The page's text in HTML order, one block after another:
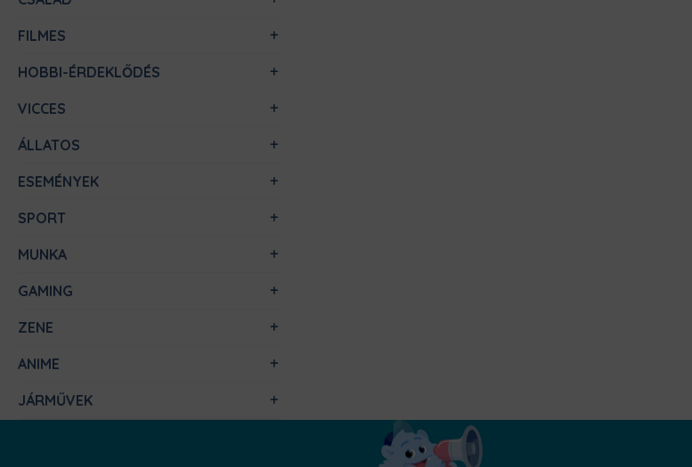
FILMES
HOBBI-ÉRDEKLŐDÉS
VICCES
ÁLLATOS
ESEMÉNYEK
SPORT
MUNKA
GAMING
ZENE
ANIME
JÁRMŰVEK